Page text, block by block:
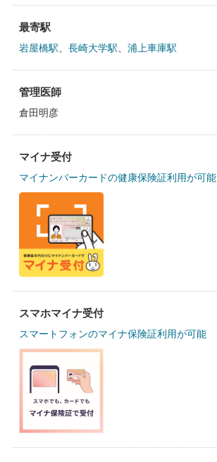
最寄駅
岩屋橋駅 長崎大学駅 浦上車庫駅
管理医師
倉田明彦
マイナ受付
マイナンバーカードの健康保険証利用が可能
スマホマイナ受付
スマートフォンのマイナ保険証利用が可能